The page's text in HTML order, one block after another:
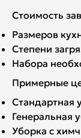
Стоимость
Размеров
Степени
Набора
Примерные
Стандартная
Генеральная
Уборка с